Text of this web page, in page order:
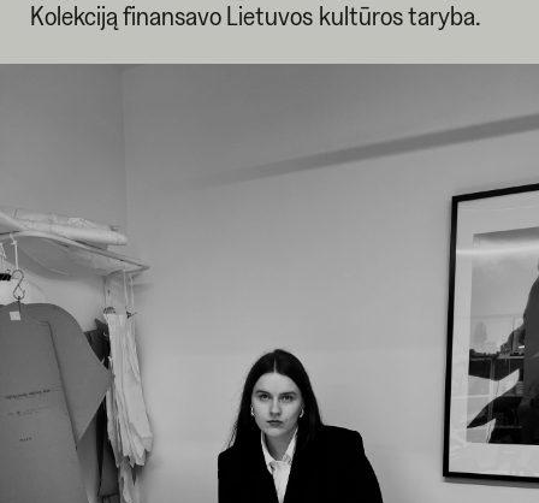
Kolekciją finansavo Lietuvos kultūros taryba.